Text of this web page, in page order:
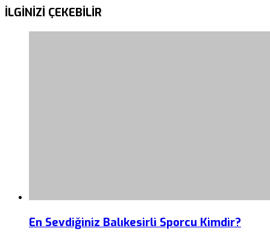
İLGİNİZİ ÇEKEBİLİR
En Sevdiğiniz Balıkesirli Sporcu Kimdir?